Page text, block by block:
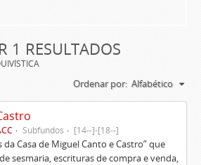
1 RESULTADOS
Ordenar por: Alfabético
Subfundos [14--]-[18--]
Casa de Miguel Canto e Castro” que
sesmaria, escrituras de compra e venda,